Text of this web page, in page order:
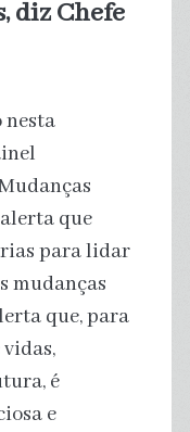
diz Chefe
que
para lidar
mudanças
que, para
é
e